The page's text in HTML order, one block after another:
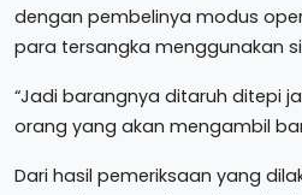
dengan pembelinya modus
para tersangka menggunakan
“Jadi barangnya ditaruh ditepi
orang yang akan mengambil
Dari hasil pemeriksaan yang